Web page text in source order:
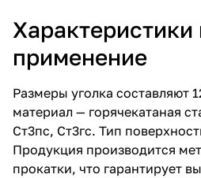
Характеристики
применение
Размеры уголка составляют
материал — горячекатаная
Ст3пс, Ст3гс. Тип
Продукция производится
прокатки, что гарантирует